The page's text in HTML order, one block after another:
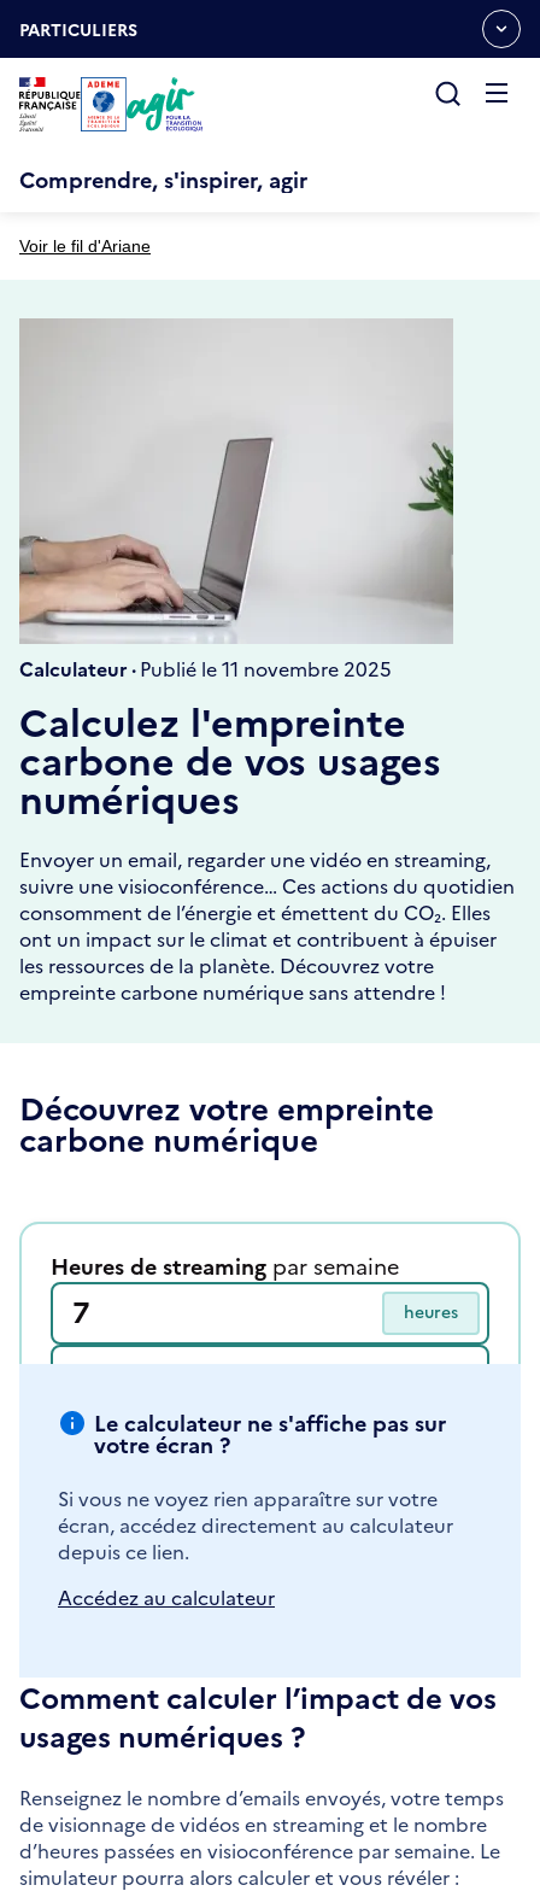
auOUVRIR
LE
MENU
ESPACE
PARTICULIERS
Comprendre, s'inspirer, agir
Voir le fil d'Ariane
Calculateur ·Publié le 11 novembre 2025
Calculez l'empreinte
carbone de vos usages
numériques
Envoyer un email, regarder une vidéo en streaming,
suivre une visioconférence… Ces actions du quotidien
consomment de l’énergie et émettent du CO₂. Elles
ont un impact sur le climat et contribuent à épuiser
les ressources de la planète. Découvrez votre
empreinte carbone numérique sans attendre !
Découvrez votre empreinte
carbone numérique
Le calculateur ne s'affiche pas sur
votre écran ?
Si vous ne voyez rien apparaître sur votre
écran, accédez directement au calculateur
depuis ce lien.
Accédez au calculateur
Comment calculer l’impact de vos
usages numériques ?
Renseignez le nombre d’emails envoyés, votre temps
de visionnage de vidéos en streaming et le nombre
d’heures passées en visioconférence par semaine. Le
simulateur pourra alors calculer et vous révéler :